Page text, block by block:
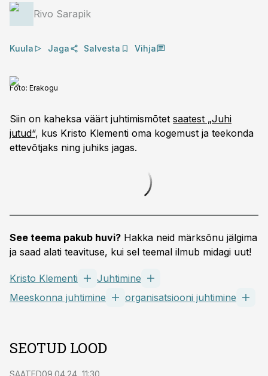
Rivo Sarapik
Kuula Jaga Salvesta Vihja
Foto: Erakogu
Siin on kaheksa väärt juhtimismõtet saatest „Juhi
jutud“, kus Kristo Klementi oma kogemust ja teekonda
ettevõtjaks ning juhiks jagas.
See teema pakub huvi? Hakka neid märksõnu jälgima
ja saad alati teavituse, kui sel teemal ilmub midagi uut!
Kristo Klementi
Juhtimine
Meeskonna juhtimine
organisatsiooni juhtimine
SEOTUD LOOD
SAATED09.04.24, 11:30